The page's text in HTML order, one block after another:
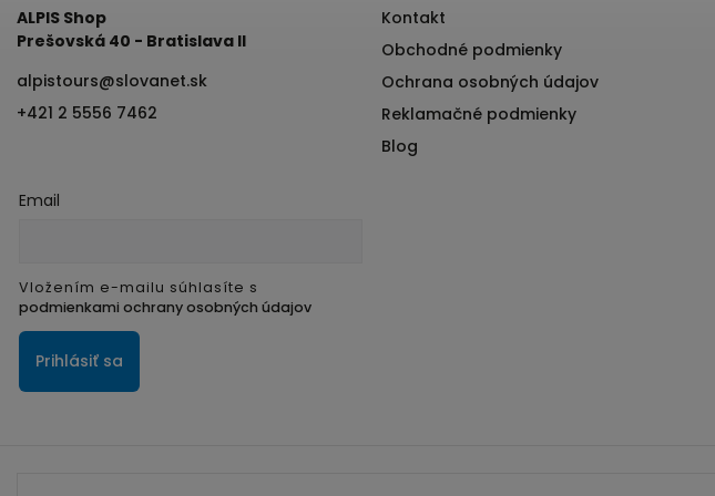
ALPIS Shop
Prešovská 40 - Bratislava II
alpistours@slovanet.sk
+421 2 5556 7462
Kontakt
Obchodné podmienky
Ochrana osobných údajov
Reklamačné podmienky
Blog
Email
Vložením e-mailu súhlasíte s
podmienkami ochrany osobných údajov
Prihlásiť sa